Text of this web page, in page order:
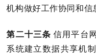
机构做好工作协同和信
第二十三条 信用平台
系统建立数据共享机制